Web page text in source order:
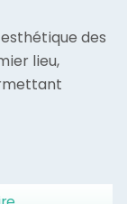
des
lieu,